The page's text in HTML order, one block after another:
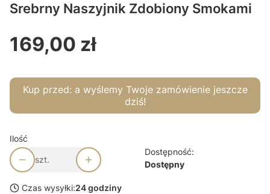
Srebrny Naszyjnik Zdobiony Smokami
Cena
169,00 zł
Kup przed: a wyślemy Twoje zamówienie jeszcze
dziś!
Ilość
szt.
Dostępność:
Dostępny
Czas wysyłki:24 godziny